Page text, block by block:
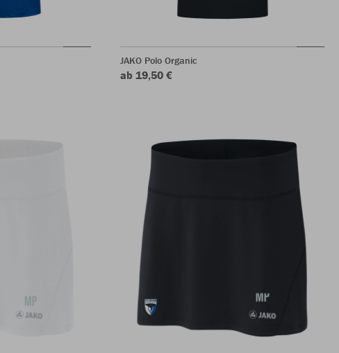
JAKO Polo Organic
ab 19,50 €